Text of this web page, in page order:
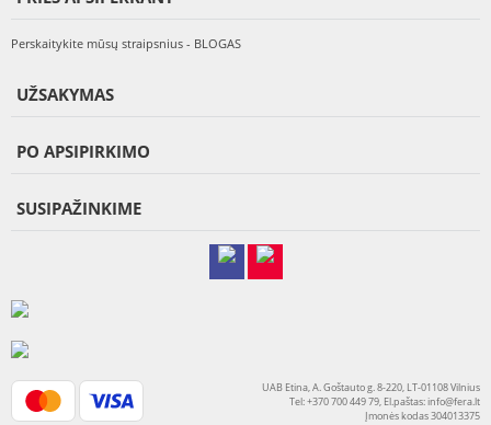
Perskaitykite mūsų straipsnius - BLOGAS
UŽSAKYMAS
PO APSIPIRKIMO
SUSIPAŽINKIME
UAB Etina, A. Goštauto g. 8-220, LT-01108 Vilnius
Tel: +370 700 449 79, El.paštas:info@fera.lt
Įmonės kodas 304013375